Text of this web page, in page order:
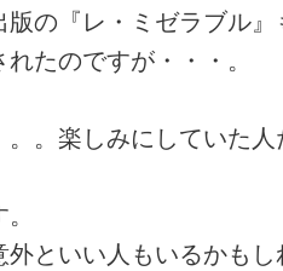
版の『レ・ミゼラブル
たのですが・・・。
。。楽しみにしていた
外といい人もいるかも